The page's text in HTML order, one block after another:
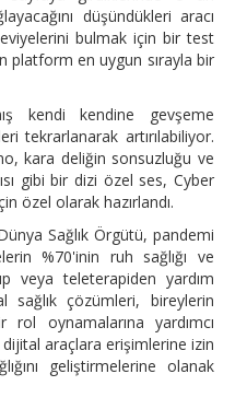
düşündükleri aracı
bulmak için bir test
platform en uygun sırayla bir
kendi kendine gevşeme
tekrarlanarak artırılabiliyor.
kara deliğin sonsuzluğu ve
gibi bir dizi özel ses, Cyber
özel olarak hazırlandı.
Sağlık Örgütü, pandemi
%70'inin ruh sağlığı ve
veya teleterapiden yardım
sağlık çözümleri, bireylerin
oynamalarına yardımcı
araçlara erişimlerine izin
geliştirmelerine olanak